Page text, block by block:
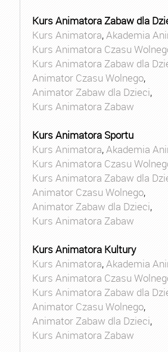
Kurs Animatora Zabaw dla
Kurs Animatora,Akademia
Kurs Animatora Czasu
Kurs Animatora Zabaw dla
Animator Czasu Wolnego,
Animator Zabaw dla Dzieci,
Kurs Animatora Zabaw
Kurs Animatora Sportu
Kurs Animatora,Akademia
Kurs Animatora Czasu
Kurs Animatora Zabaw dla
Animator Czasu Wolnego,
Animator Zabaw dla Dzieci,
Kurs Animatora Zabaw
Kurs Animatora Kultury
Kurs Animatora,Akademia
Kurs Animatora Czasu
Kurs Animatora Zabaw dla
Animator Czasu Wolnego,
Animator Zabaw dla Dzieci,
Kurs Animatora Zabaw